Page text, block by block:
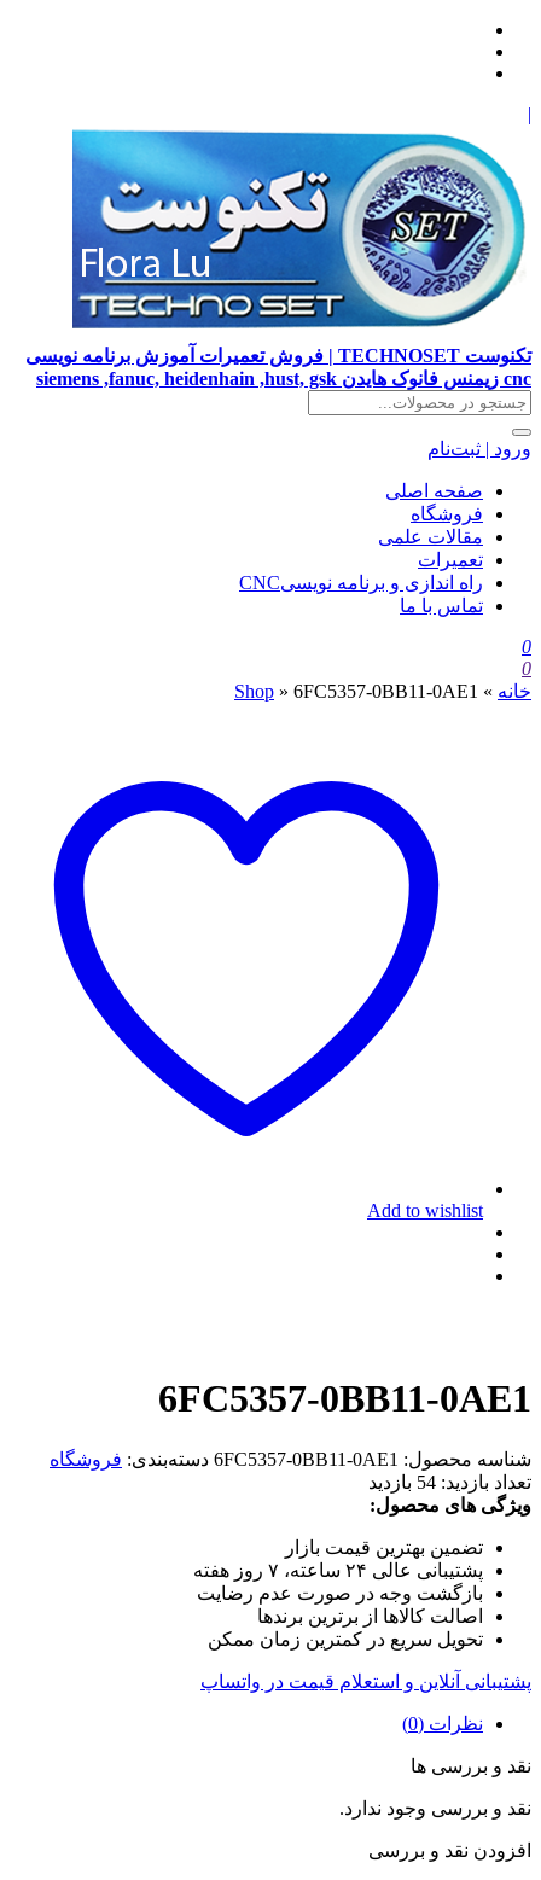
|
تکنوست TECHNOSET | فروش تعمیرات آموزش برنامه نویسی
cnc زیمنس فانوک هایدن siemens ,fanuc, heidenhain ,hust, gsk
ورود | ثبت‌نام
صفحه اصلی
فروشگاه
مقالات علمی
تعمیرات
راه اندازی و برنامه نویسیCNC
تماس با ما
0
0
خانه »
Shop » 6FC5357-0BB11-0AE1
Add to wishlist
6FC5357-0BB11-0AE1
شناسه محصول: 6FC5357-0BB11-0AE1 دسته‌بندی: فروشگاه
تعداد بازدید: 54 بازدید
ویژگی های محصول:
تضمین بهترین قیمت بازار
پشتیبانی عالی ۲۴ ساعته، ۷ روز هفته
بازگشت وجه در صورت عدم رضایت
اصالت کالاها از برترین برندها
تحویل سریع در کمترین زمان ممکن
پشتیبانی آنلاین و استعلام قیمت در واتساپ
نظرات (0)
نقد و بررسی ها
نقد و بررسی وجود ندارد.
افزودن نقد و بررسی